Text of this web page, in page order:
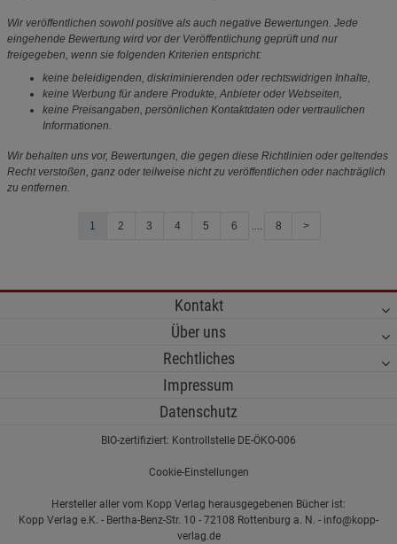
Wir veröffentlichen sowohl positive als auch negative Bewertungen. Jede
eingehende Bewertung wird vor der Veröffentlichung geprüft und nur
freigegeben, wenn sie folgenden Kriterien entspricht:
keine beleidigenden, diskriminierenden oder rechtswidrigen Inhalte,
keine Werbung für andere Produkte, Anbieter oder Webseiten,
keine Preisangaben, persönlichen Kontaktdaten oder vertraulichen
Informationen.
Wir behalten uns vor, Bewertungen, die gegen diese Richtlinien oder geltendes
Recht verstoßen, ganz oder teilweise nicht zu veröffentlichen oder nachträglich
zu entfernen.
1 2 3 4 5 6 .... 8 >
Kontakt
Über uns
Rechtliches
Impressum
Datenschutz
BIO-zertifiziert: Kontrollstelle DE-ÖKO-006
Cookie-Einstellungen
Hersteller aller vom Kopp Verlag herausgegebenen Bücher ist:
Kopp Verlag e.K. - Bertha-Benz-Str. 10 - 72108 Rottenburg a. N. - info@kopp-
verlag.de